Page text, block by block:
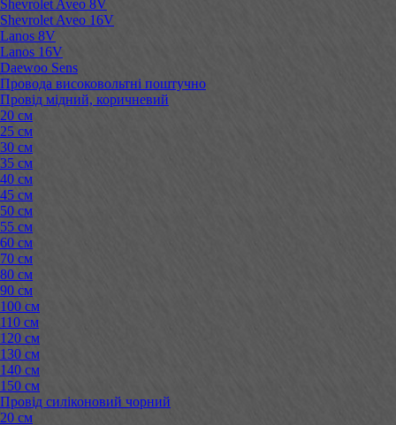
Shevrolet Aveo 8V
Shevrolet Aveo 16V
Lanos 8V
Lanos 16V
Daewoo Sens
Провода високовольтні поштучно
Провід мідний, коричневий
20 см
25 см
30 см
35 см
40 см
45 см
50 см
55 см
60 см
70 см
80 см
90 см
100 см
110 см
120 см
130 см
140 см
150 см
Провід силіконовий чорний
20 см